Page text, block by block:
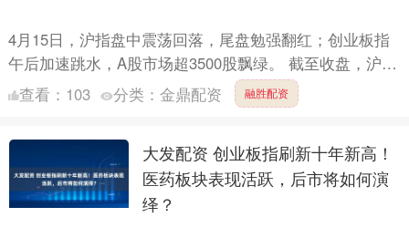
4月15日，沪指盘中震荡回落，尾盘勉强翻红；创业板指
午后加速跳水，A股市场超3500股飘绿。 截至收盘，沪指
微涨0.01%报4027.21点，深证成指跌0.97....
查看： 103 分类： 金鼎配资 融胜配资
大发配资 创业板指刷新十年新高！
医药板块表现活跃，后市将如何演
绎？